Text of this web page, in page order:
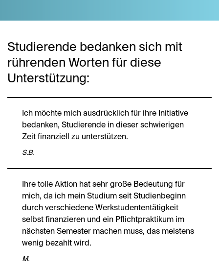
Studierende bedanken sich mit
rührenden Worten für diese
Unterstützung:
Ich möchte mich ausdrücklich für ihre Initiative
bedanken, Studierende in dieser schwierigen
Zeit finanziell zu unterstützen.
S.B.
Ihre tolle Aktion hat sehr große Bedeutung für
mich, da ich mein Studium seit Studienbeginn
durch verschiedene Werkstudententätigkeit
selbst finanzieren und ein Pflichtpraktikum im
nächsten Semester machen muss, das meistens
wenig bezahlt wird.
M.